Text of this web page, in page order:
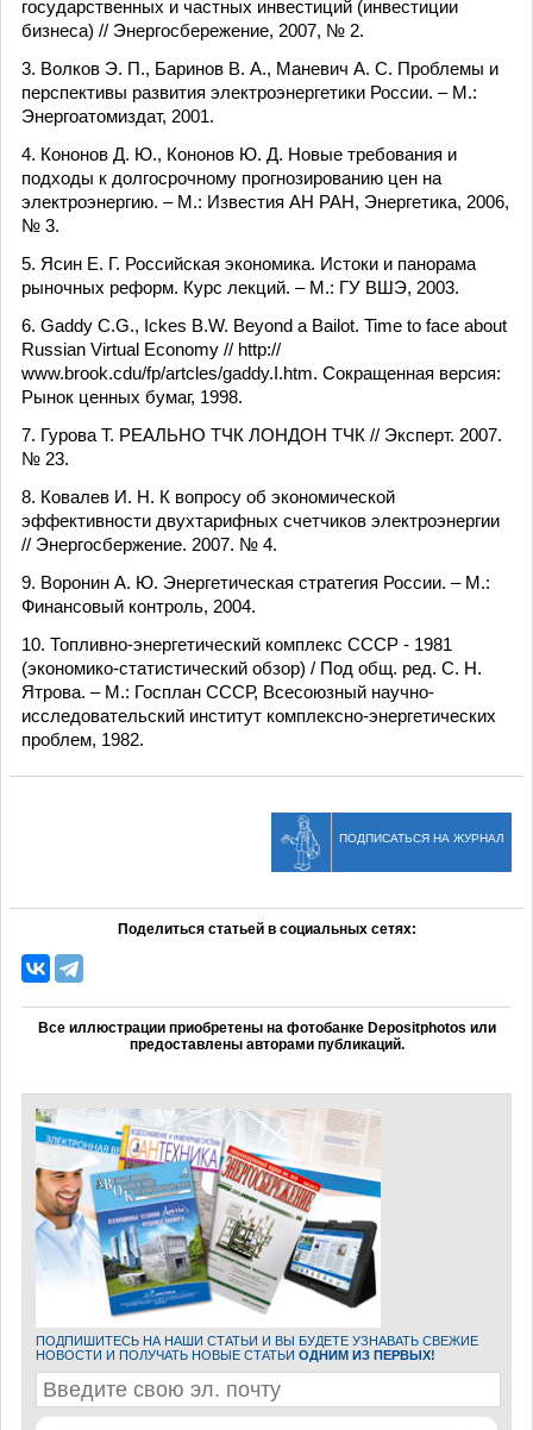
государственных и частных инвестиций (инвестиции
бизнеса) // Энергосбережение, 2007, № 2.
3. Волков Э. П., Баринов В. А., Маневич А. С. Проблемы и
перспективы развития электроэнергетики России. – М.:
Энергоатомиздат, 2001.
4. Кононов Д. Ю., Кононов Ю. Д. Новые требования и
подходы к долгосрочному прогнозированию цен на
электроэнергию. – М.: Известия АН РАН, Энергетика, 2006,
№ 3.
5. Ясин Е. Г. Российская экономика. Истоки и панорама
рыночных реформ. Курс лекций. – М.: ГУ ВШЭ, 2003.
6. Gaddy C.G., Ickes B.W. Beyond a Bailot. Time to face about
Russian Virtual Economy // http://
www.brook.cdu/fp/artcles/gaddy.I.htm. Сокращенная версия:
Рынок ценных бумаг, 1998.
7. Гурова Т. РЕАЛЬНО ТЧК ЛОНДОН ТЧК // Эксперт. 2007.
№ 23.
8. Ковалев И. Н. К вопросу об экономической
эффективности двухтарифных счетчиков электроэнергии
// Энергосбержение. 2007. № 4.
9. Воронин А. Ю. Энергетическая стратегия России. – М.:
Финансовый контроль, 2004.
10. Топливно-энергетический комплекс СССР - 1981
(экономико-статистический обзор) / Под общ. ред. С. Н.
Ятрова. – М.: Госплан СССР, Всесоюзный научно-
исследовательский институт комплексно-энергетических
проблем, 1982.
ПОДПИСАТЬСЯ НА ЖУРНАЛ
Поделиться статьей в социальных сетях:
Все иллюстрации приобретены на фотобанке Depositphotos или
предоставлены авторами публикаций.
ПОДПИШИТЕСЬ НА НАШИ СТАТЬИ И ВЫ БУДЕТЕ УЗНАВАТЬ СВЕЖИЕ
НОВОСТИ И ПОЛУЧАТЬ НОВЫЕ СТАТЬИ ОДНИМ ИЗ ПЕРВЫХ!